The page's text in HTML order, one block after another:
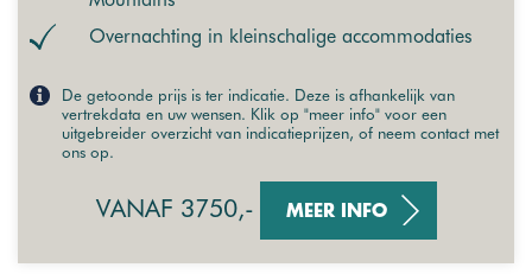
Overnachting in kleinschalige accommodaties
De getoonde prijs is ter indicatie. Deze is afhankelijk van
vertrekdata en uw wensen. Klik op "meer info" voor een
uitgebreider overzicht van indicatieprijzen, of neem contact met
ons op.
VANAF 3750,- MEER INFO